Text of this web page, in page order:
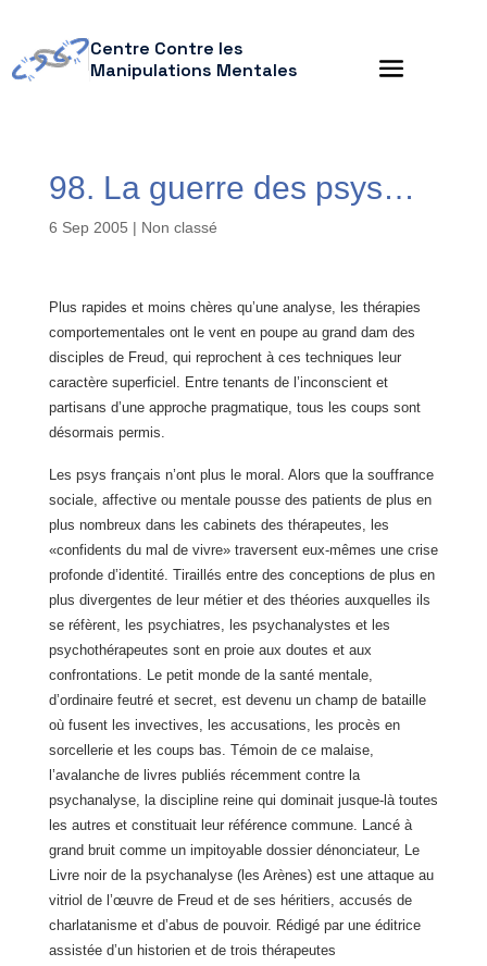
Centre Contre les
Manipulations Mentales
98. La guerre des psys…
6 Sep 2005 | Non classé
Plus rapides et moins chères qu’une analyse, les thérapies
comportementales ont le vent en poupe au grand dam des
disciples de Freud, qui reprochent à ces techniques leur
caractère superficiel. Entre tenants de l’inconscient et
partisans d’une approche pragmatique, tous les coups sont
désormais permis.
Les psys français n’ont plus le moral. Alors que la souffrance
sociale, affective ou mentale pousse des patients de plus en
plus nombreux dans les cabinets des thérapeutes, les
«confidents du mal de vivre» traversent eux-mêmes une crise
profonde d’identité. Tiraillés entre des conceptions de plus en
plus divergentes de leur métier et des théories auxquelles ils
se réfèrent, les psychiatres, les psychanalystes et les
psychothérapeutes sont en proie aux doutes et aux
confrontations. Le petit monde de la santé mentale,
d’ordinaire feutré et secret, est devenu un champ de bataille
où fusent les invectives, les accusations, les procès en
sorcellerie et les coups bas. Témoin de ce malaise,
l’avalanche de livres publiés récemment contre la
psychanalyse, la discipline reine qui dominait jusque-là toutes
les autres et constituait leur référence commune. Lancé à
grand bruit comme un impitoyable dossier dénonciateur, Le
Livre noir de la psychanalyse (les Arènes) est une attaque au
vitriol de l’œuvre de Freud et de ses héritiers, accusés de
charlatanisme et d’abus de pouvoir. Rédigé par une éditrice
assistée d’un historien et de trois thérapeutes